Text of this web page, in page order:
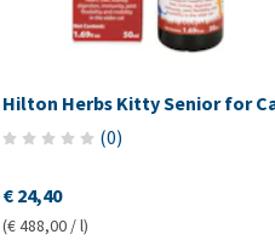
Hilton Herbs Kitty Senior for
(0)
€ 24,40
(€ 488,00 / l)